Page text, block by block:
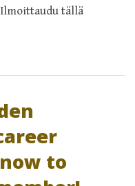
tällä
to